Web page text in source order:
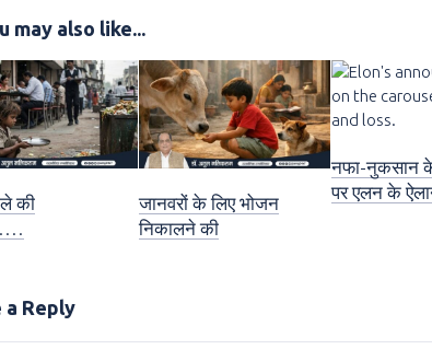
may also like...
की
जानवरों के लिए भोजन
निकालने की
नफा-नुकसान के
पर एलन के
a Reply